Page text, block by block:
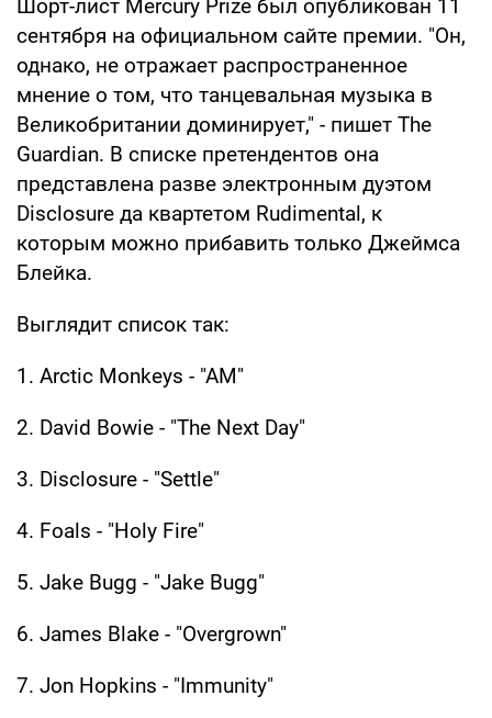
Шорт-лист Mercury Prize был опубликован 11
сентября на официальном сайте премии. "Он,
однако, не отражает распространенное
мнение о том, что танцевальная музыка в
Великобритании доминирует," - пишет The
Guardian. В списке претендентов она
представлена разве электронным дуэтом
Disclosure да квартетом Rudimental, к
которым можно прибавить только Джеймса
Блейка.
Выглядит список так:
1. Arctic Monkeys - "AM"
2. David Bowie - "The Next Day"
3. Disclosure - "Settle"
4. Foals - "Holy Fire"
5. Jake Bugg - "Jake Bugg"
6. James Blake - "Overgrown"
7. Jon Hopkins - "Immunity"